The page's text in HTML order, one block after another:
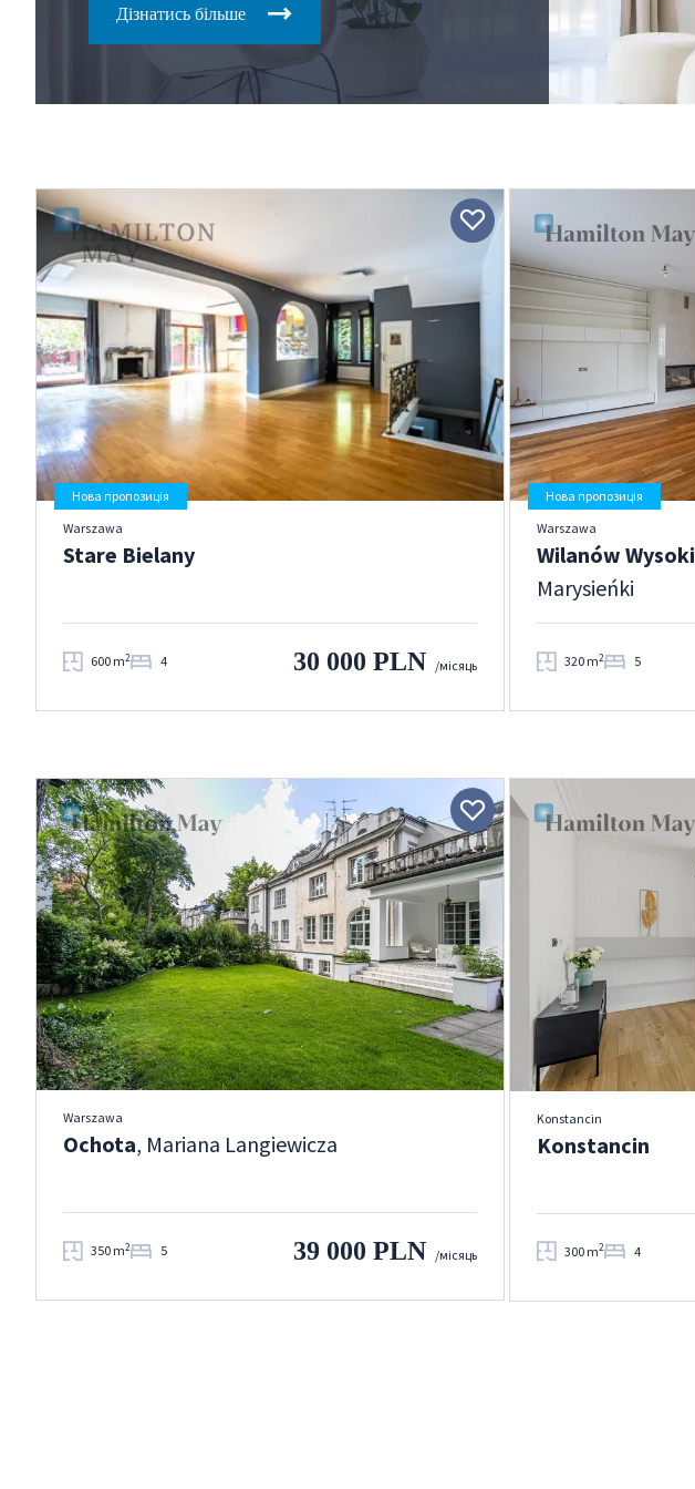
Дізнатись більше
Нова пропозиція
Warszawa
Stare Bielany
600 m2 4 30 000 PLN /місяць
Нова пропозиція
Warszawa
Wilanów Wysoki
Marysieńki
320 m2 5
Warszawa
Ochota, Mariana Langiewicza
350 m2 5 39 000 PLN /місяць
Konstancin
Konstancin
300 m2 4